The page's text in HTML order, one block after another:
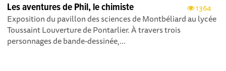
1364
Les aventures de Phil, le chimiste
Exposition du pavillon des sciences de Montbéliard au lycée
Toussaint Louverture de Pontarlier. À travers trois
personnages de bande-dessinée,...